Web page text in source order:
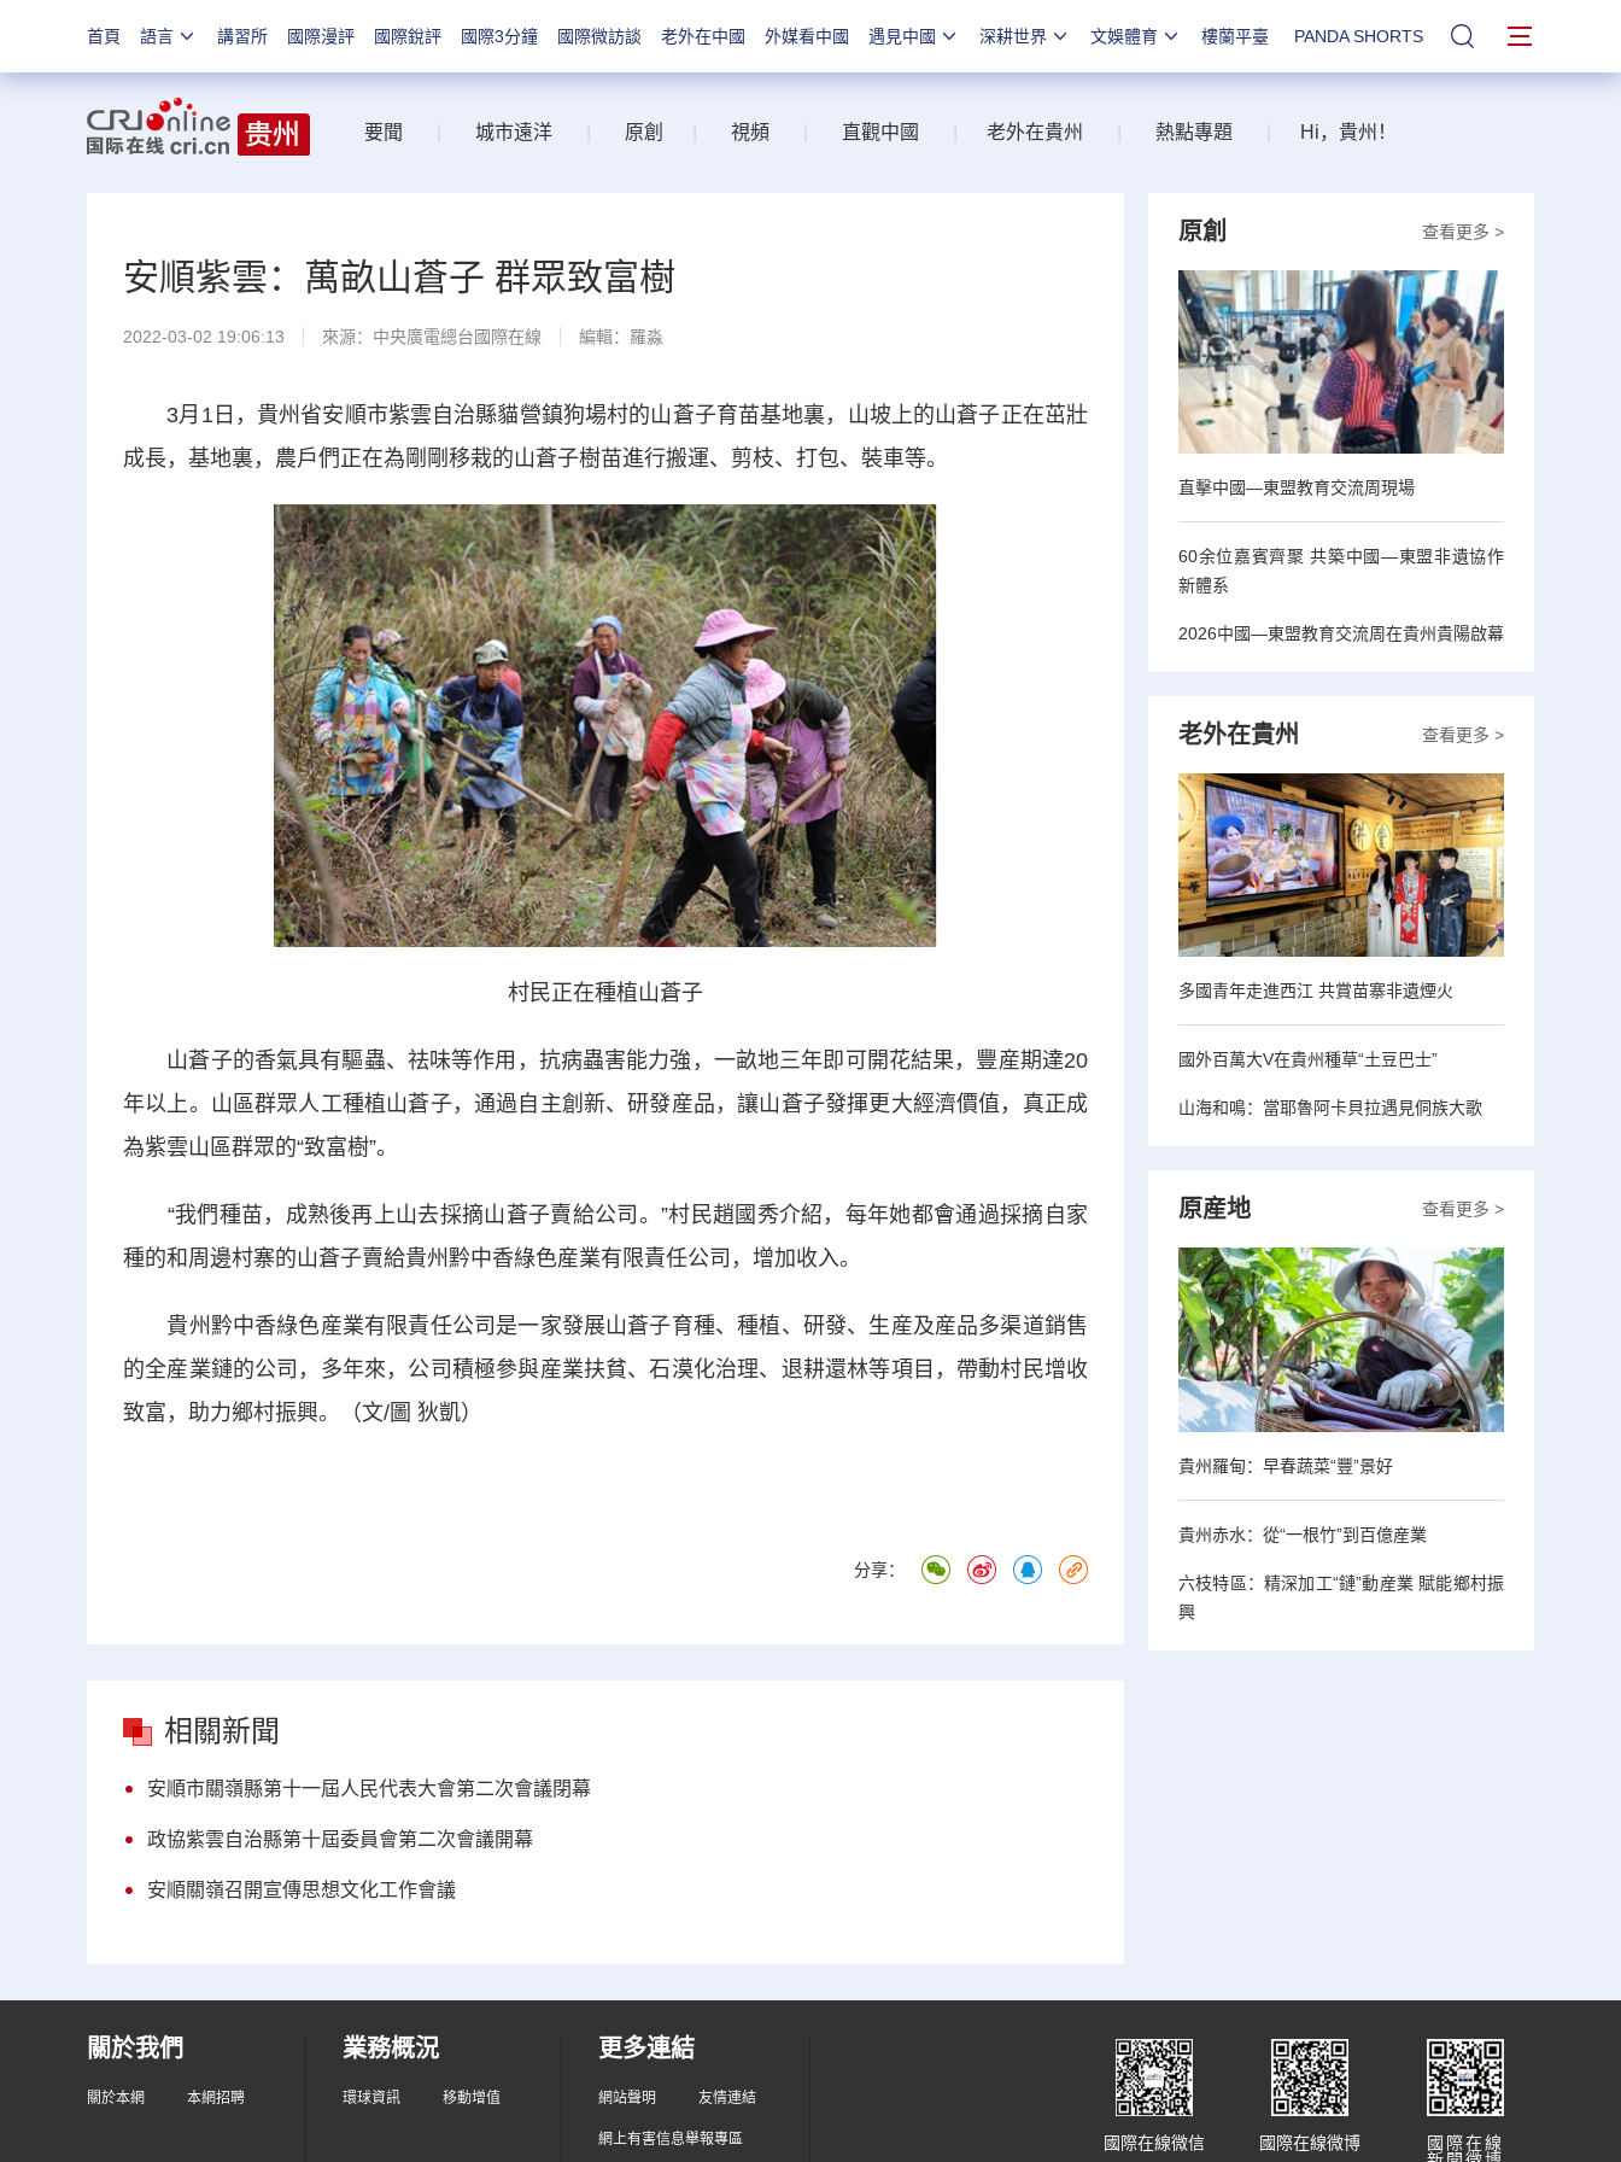
首頁 語言 講習所 國際漫評 國際銳評 國際3分鐘 國際微訪談 老外在中國 外媒看中國 遇見中國 深耕世界 文娛體育 樓蘭平臺 PANDA SHORTS 站內搜索
要聞 城市遠洋 原創 視頻 直觀中國 老外在貴州 熱點專題 Hi，貴州！
安順紫雲：萬畝山蒼子 群眾致富樹
2022-03-02 19:06:13 來源：中央廣電總台國際在線 編輯：羅淼
3月1日，貴州省安順市紫雲自治縣貓營鎮狗場村的山蒼子育苗基地裏，山坡上的山蒼子正在茁壯
成長，基地裏，農戶們正在為剛剛移栽的山蒼子樹苗進行搬運、剪枝、打包、裝車等。
村民正在種植山蒼子
山蒼子的香氣具有驅蟲、祛味等作用，抗病蟲害能力強，一畝地三年即可開花結果，豐産期達20
年以上。山區群眾人工種植山蒼子，通過自主創新、研發産品，讓山蒼子發揮更大經濟價值，真正成
為紫雲山區群眾的“致富樹”。
“我們種苗，成熟後再上山去採摘山蒼子賣給公司。”村民趙國秀介紹，每年她都會通過採摘自家
種的和周邊村寨的山蒼子賣給貴州黔中香綠色産業有限責任公司，增加收入。
貴州黔中香綠色産業有限責任公司是一家發展山蒼子育種、種植、研發、生産及産品多渠道銷售
的全産業鏈的公司，多年來，公司積極參與産業扶貧、石漠化治理、退耕還林等項目，帶動村民增收
致富，助力鄉村振興。（文/圖 狄凱）
分享：
相關新聞
安順市關嶺縣第十一屆人民代表大會第二次會議閉幕
政協紫雲自治縣第十屆委員會第二次會議開幕
安順關嶺召開宣傳思想文化工作會議
查看更多 >
原創
直擊中國—東盟教育交流周現場
60余位嘉賓齊聚 共築中國—東盟非遺協作
新體系
2026中國—東盟教育交流周在貴州貴陽啟幕
查看更多 >
老外在貴州
多國青年走進西江 共賞苗寨非遺煙火
國外百萬大V在貴州種草“土豆巴士”
山海和鳴：當耶魯阿卡貝拉遇見侗族大歌
查看更多 >
原産地
貴州羅甸：早春蔬菜“豐”景好
貴州赤水：從“一根竹”到百億産業
六枝特區：精深加工“鏈”動産業 賦能鄉村振
興
關於我們
關於本網 本網招聘
業務概況
環球資訊 移動增值
更多連結
網站聲明 友情連結
網上有害信息舉報專區
國際在線
國際在線微博
國際在線微信